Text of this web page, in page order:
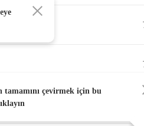
tamamını çevirmek için bu